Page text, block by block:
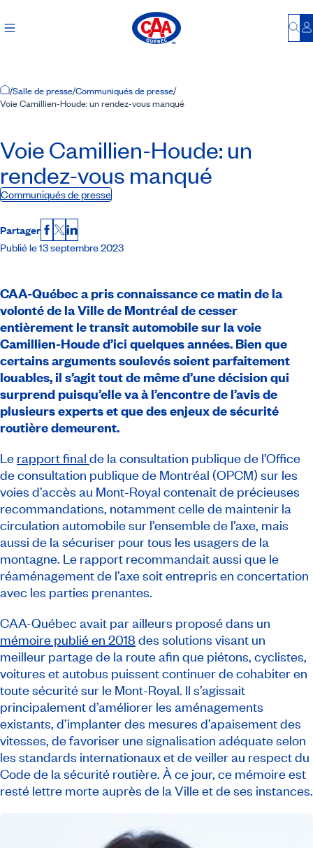
Accueil
/Salle de presse/Communiqués de presse/
Voie Camillien-Houde: un rendez-vous manqué
Voie Camillien-Houde: un
rendez-vous manqué
Communiqués de presse
Partager Facebook
X LinkedIn
Publié le 13 septembre 2023
CAA-Québec a pris connaissance ce matin de la
volonté de la Ville de Montréal de cesser
entièrement le transit automobile sur la voie
Camillien-Houde d’ici quelques années. Bien que
certains arguments soulevés soient parfaitement
louables, il s’agit tout de même d’une décision qui
surprend puisqu’elle va à l’encontre de l’avis de
plusieurs experts et que des enjeux de sécurité
routière demeurent.
Le rapport final de la consultation publique de l’Office
de consultation publique de Montréal (OPCM) sur les
voies d’accès au Mont-Royal contenait de précieuses
recommandations, notamment celle de maintenir la
circulation automobile sur l’ensemble de l’axe, mais
aussi de la sécuriser pour tous les usagers de la
montagne. Le rapport recommandait aussi que le
réaménagement de l’axe soit entrepris en concertation
avec les parties prenantes.
CAA-Québec avait par ailleurs proposé dans un
mémoire publié en 2018 des solutions visant un
meilleur partage de la route afin que piétons, cyclistes,
voitures et autobus puissent continuer de cohabiter en
toute sécurité sur le Mont-Royal. Il s’agissait
principalement d’améliorer les aménagements
existants, d’implanter des mesures d’apaisement des
vitesses, de favoriser une signalisation adéquate selon
les standards internationaux et de veiller au respect du
Code de la sécurité routière. À ce jour, ce mémoire est
resté lettre morte auprès de la Ville et de ses instances.